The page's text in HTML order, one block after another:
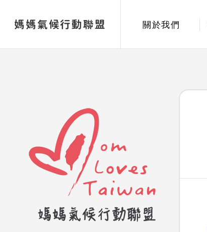
媽媽氣候行動聯盟 關於我們